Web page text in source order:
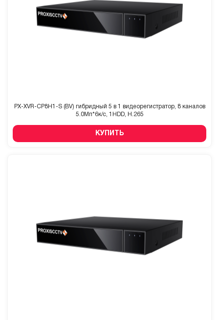
PX-XVR-CP8H1-S (BV) гибридный 5 в 1 видеорегистратор, 8 каналов
5.0Мп*6к/с, 1HDD, H.265
КУПИТЬ